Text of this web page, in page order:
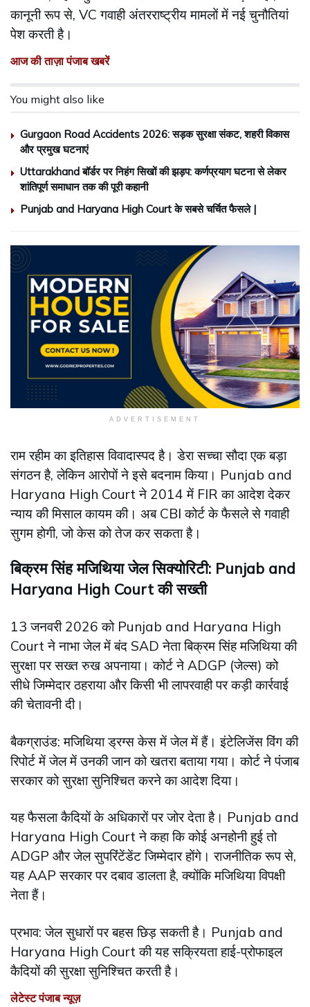
कानूनी रूप से, VC गवाही अंतरराष्ट्रीय मामलों में नई चुनौतियां
पेश करती है।
आज की ताज़ा पंजाब खबरें
You might also like
Gurgaon Road Accidents 2026: सड़क सुरक्षा संकट, शहरी विकास
और प्रमुख घटनाएं
Uttarakhand बॉर्डर पर निहंग सिखों की झड़प: कर्णप्रयाग घटना से लेकर
शांतिपूर्ण समाधान तक की पूरी कहानी
Punjab and Haryana High Court के सबसे चर्चित फैसले |
ADVERTISEMENT
राम रहीम का इतिहास विवादास्पद है। डेरा सच्चा सौदा एक बड़ा
संगठन है, लेकिन आरोपों ने इसे बदनाम किया। Punjab and
Haryana High Court ने 2014 में FIR का आदेश देकर
न्याय की मिसाल कायम की। अब CBI कोर्ट के फैसले से गवाही
सुगम होगी, जो केस को तेज कर सकता है।
बिक्रम सिंह मजिथिया जेल सिक्योरिटी: Punjab and
Haryana High Court की सख्ती
13 जनवरी 2026 को Punjab and Haryana High
Court ने नाभा जेल में बंद SAD नेता बिक्रम सिंह मजिथिया की
सुरक्षा पर सख्त रुख अपनाया। कोर्ट ने ADGP (जेल्स) को
सीधे जिम्मेदार ठहराया और किसी भी लापरवाही पर कड़ी कार्रवाई
की चेतावनी दी।
बैकग्राउंड: मजिथिया ड्रग्स केस में जेल में हैं। इंटेलिजेंस विंग की
रिपोर्ट में जेल में उनकी जान को खतरा बताया गया। कोर्ट ने पंजाब
सरकार को सुरक्षा सुनिश्चित करने का आदेश दिया।
यह फैसला कैदियों के अधिकारों पर जोर देता है। Punjab and
Haryana High Court ने कहा कि कोई अनहोनी हुई तो
ADGP और जेल सुपरिंटेंडेंट जिम्मेदार होंगे। राजनीतिक रूप से,
यह AAP सरकार पर दबाव डालता है, क्योंकि मजिथिया विपक्षी
नेता हैं।
प्रभाव: जेल सुधारों पर बहस छिड़ सकती है। Punjab and
Haryana High Court की यह सक्रियता हाई-प्रोफाइल
कैदियों की सुरक्षा सुनिश्चित करती है।
लेटेस्ट पंजाब न्यूज़